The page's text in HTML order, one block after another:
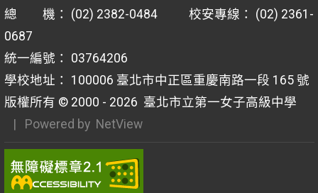
總 機： (02) 2382-0484 校安專線： (02) 2361-
0687
統一編號： 03764206
學校地址： 100006 臺北市中正區重慶南路一段 165 號
版權所有 © 2000 - 2026 臺北市立第一女子高級中學
| Powered by NetView